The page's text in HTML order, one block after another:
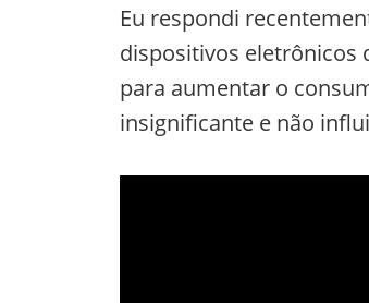
Eu respondi
dispositivos eletrônicos
para aumentar o
insignificante e não